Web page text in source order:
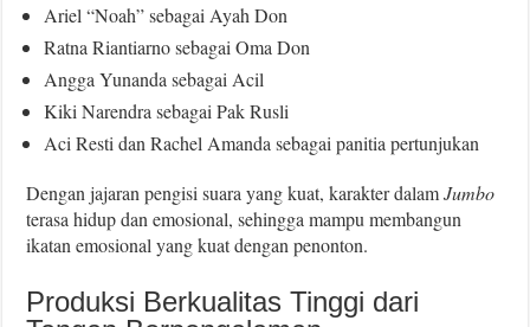
Ariel “Noah” sebagai Ayah Don
Ratna Riantiarno sebagai Oma Don
Angga Yunanda sebagai Acil
Kiki Narendra sebagai Pak Rusli
Aci Resti dan Rachel Amanda sebagai panitia pertunjukan
Dengan jajaran pengisi suara yang kuat, karakter dalamJumbo
terasa hidup dan emosional, sehingga mampu membangun
ikatan emosional yang kuat dengan penonton.
Produksi Berkualitas Tinggi dari